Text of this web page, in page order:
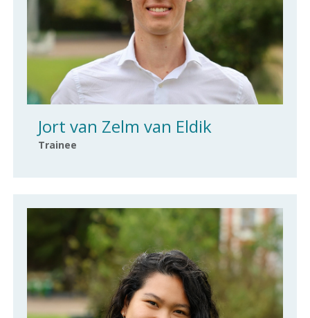
Jort van Zelm van Eldik
Trainee